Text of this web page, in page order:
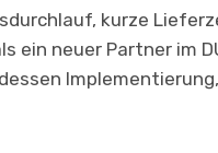
kurze
ein neuer Partner im